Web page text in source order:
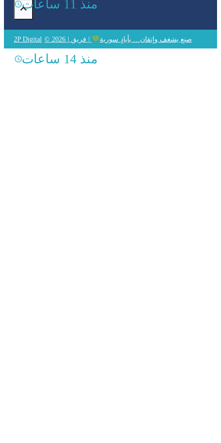
منذ 11 ساعات
منذ 14 ساعات
2P Digital © 2026 | صنع بشغف وإتقان… بأيادٍ سورية | فريق